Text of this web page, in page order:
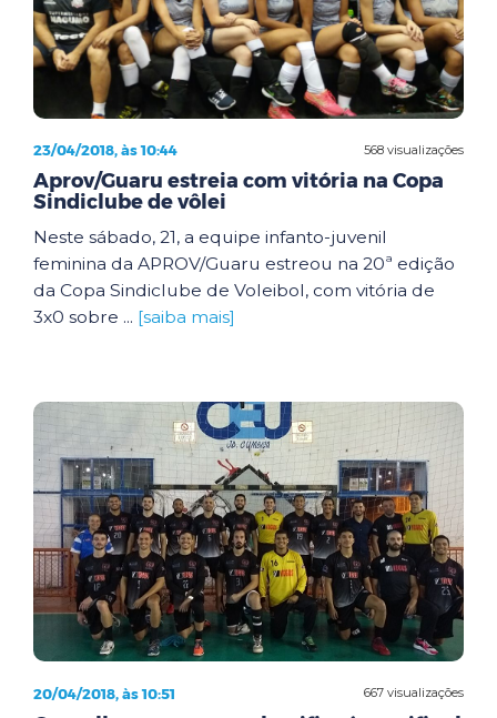
568 visualizações
23/04/2018, às 10:44
Aprov/Guaru estreia com vitória na Copa
Sindiclube de vôlei
Neste sábado, 21, a equipe infanto-juvenil
feminina da APROV/Guaru estreou na 20ª edição
da Copa Sindiclube de Voleibol, com vitória de
3x0 sobre ... [saiba mais]
667 visualizações
20/04/2018, às 10:51